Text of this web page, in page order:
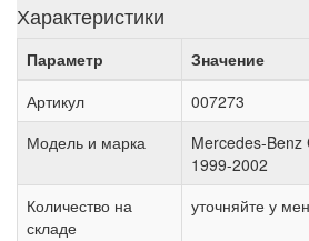
Характеристики
Параметр
Значение
Артикул
007273
Модель и марка
Mercedes-Benz
1999-2002
Количество на
складе
уточняйте у